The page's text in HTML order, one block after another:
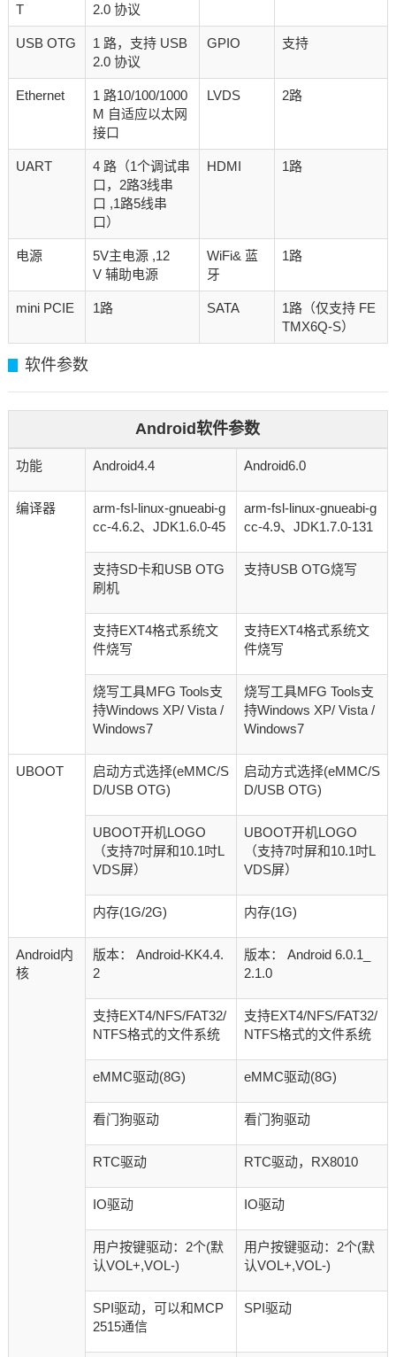
T 2.0 协议
USB OTG
1 路，支持 USB
2.0 协议
GPIO 支持
Ethernet
1 路10/100/1000
M 自适应以太网
接口
LVDS 2路
UART
4 路（1个调试串
口，2路3线串
口 ,1路5线串
口）
HDMI 1路
电源
5V主电源 ,12
V 辅助电源
WiFi& 蓝
牙
1路
mini PCIE 1路 SATA
1路（仅支持 FE
TMX6Q-S）
软件参数
Android软件参数
功能 Android4.4 Android6.0
编译器
arm-fsl-linux-gnueabi-g
cc-4.6.2、JDK1.6.0-45
arm-fsl-linux-gnueabi-g
cc-4.9、JDK1.7.0-131
支持SD卡和USB OTG
刷机
支持USB OTG烧写
支持EXT4格式系统文
件烧写
支持EXT4格式系统文
件烧写
烧写工具MFG Tools支
持Windows XP/ Vista /
Windows7
烧写工具MFG Tools支
持Windows XP/ Vista /
Windows7
UBOOT
启动方式选择(eMMC/S
D/USB OTG)
启动方式选择(eMMC/S
D/USB OTG)
UBOOT开机LOGO
（支持7吋屏和10.1吋L
VDS屏）
UBOOT开机LOGO
（支持7吋屏和10.1吋L
VDS屏）
内存(1G/2G) 内存(1G)
Android内
核
版本： Android-KK4.4.
2
版本： Android 6.0.1_
2.1.0
支持EXT4/NFS/FAT32/
NTFS格式的文件系统
支持EXT4/NFS/FAT32/
NTFS格式的文件系统
eMMC驱动(8G) eMMC驱动(8G)
看门狗驱动 看门狗驱动
RTC驱动 RTC驱动，RX8010
IO驱动 IO驱动
用户按键驱动：2个(默
认VOL+,VOL-)
用户按键驱动：2个(默
认VOL+,VOL-)
SPI驱动，可以和MCP
2515通信
SPI驱动